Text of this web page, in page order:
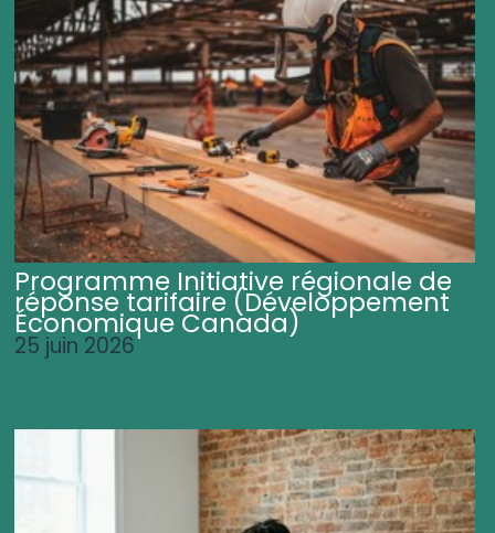
Programme Initiative régionale de
réponse tarifaire (Développement
Économique Canada)
25 juin 2026